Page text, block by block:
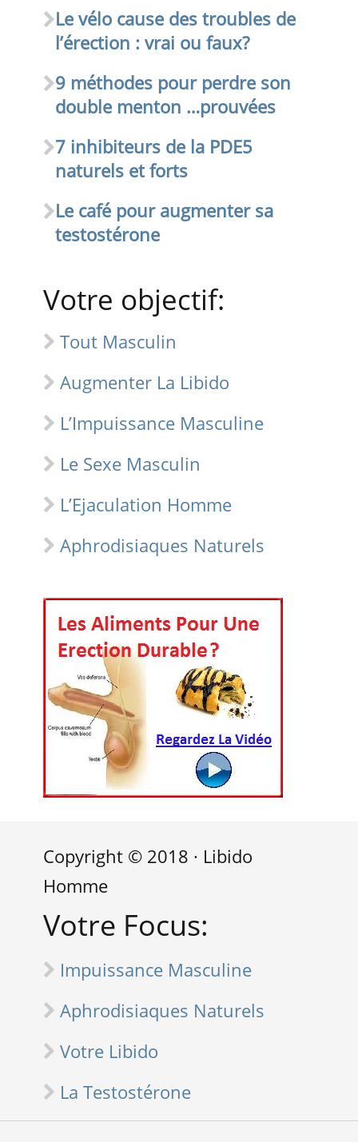
Le vélo cause des troubles de
l’érection : vrai ou faux?
9 méthodes pour perdre son
double menton …prouvées
7 inhibiteurs de la PDE5
naturels et forts
Le café pour augmenter sa
testostérone
Votre objectif:
Tout Masculin
Augmenter La Libido
L’Impuissance Masculine
Le Sexe Masculin
L’Ejaculation Homme
Aphrodisiaques Naturels
Copyright © 2018 · Libido
Homme
Votre Focus:
Impuissance Masculine
Aphrodisiaques Naturels
Votre Libido
La Testostérone